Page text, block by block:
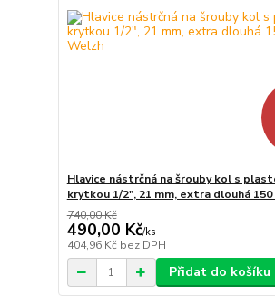
Hlavice nástrčná na šrouby kol s
krytkou 1/2", 21 mm, extra dlouhá
740,00 Kč
490,00 Kč/ks
404,96 Kč bez DPH
Přidat do košíku